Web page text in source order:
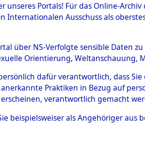
BESTANDSBESCHREIBUNG
Lagern→
unseres Portals! Für das Online-
Internationalen Ausschuss als
über NS-Verfolgte sensible
Orientierung,
dafür verantwortlich, dass
Praktiken in Bezug auf
verantwortlich gemacht
beispielsweiser als Angehöriger